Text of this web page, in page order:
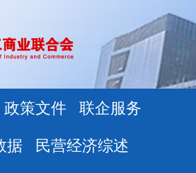
政策文件 联企服务
据 民营经济综述